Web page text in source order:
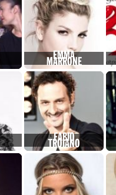
EMMA
MARRONE
FABIO
TROIANO